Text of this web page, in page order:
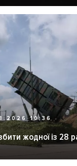
10:36
жодної із 28